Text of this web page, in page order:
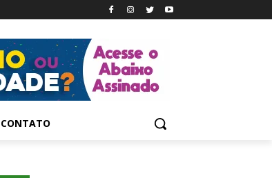
CONTATO